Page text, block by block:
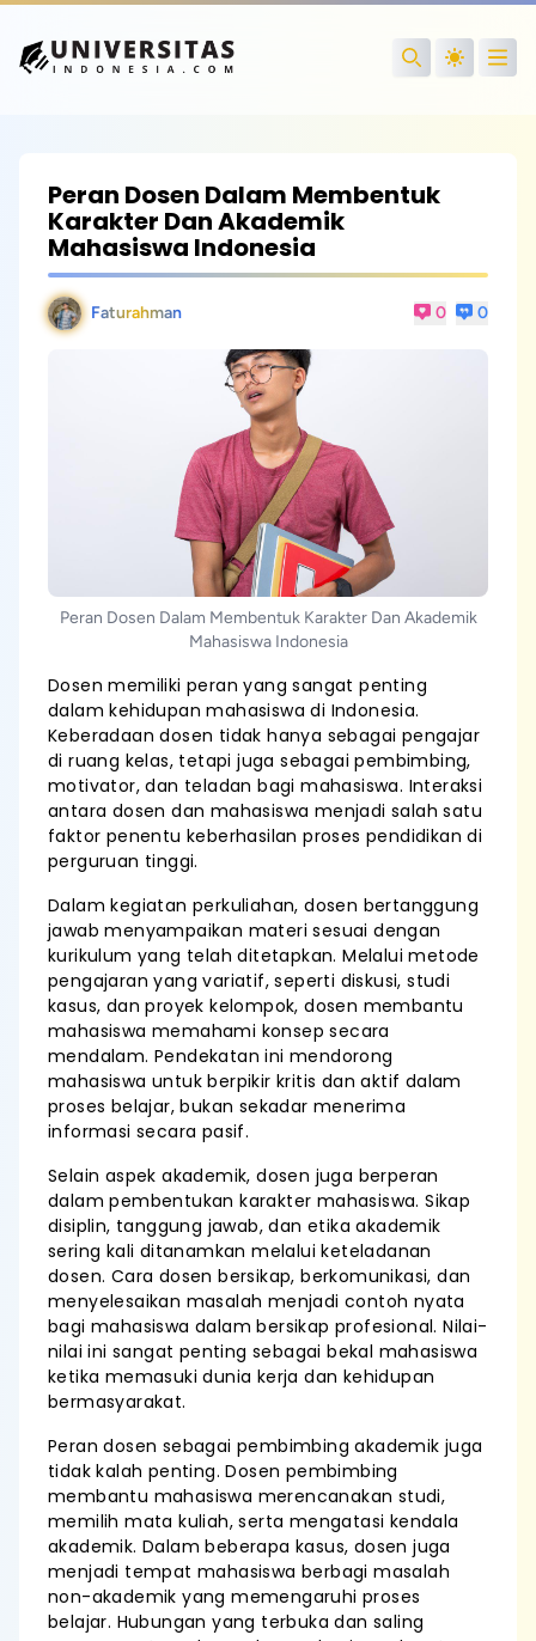
Search
Peran Dosen Dalam Membentuk
Karakter Dan Akademik
Mahasiswa Indonesia
Faturahman 0 0
Peran Dosen Dalam Membentuk Karakter Dan Akademik
Mahasiswa Indonesia
Dosen memiliki peran yang sangat penting
dalam kehidupan mahasiswa di Indonesia.
Keberadaan dosen tidak hanya sebagai pengajar
di ruang kelas, tetapi juga sebagai pembimbing,
motivator, dan teladan bagi mahasiswa. Interaksi
antara dosen dan mahasiswa menjadi salah satu
faktor penentu keberhasilan proses pendidikan di
perguruan tinggi.
Dalam kegiatan perkuliahan, dosen bertanggung
jawab menyampaikan materi sesuai dengan
kurikulum yang telah ditetapkan. Melalui metode
pengajaran yang variatif, seperti diskusi, studi
kasus, dan proyek kelompok, dosen membantu
mahasiswa memahami konsep secara
mendalam. Pendekatan ini mendorong
mahasiswa untuk berpikir kritis dan aktif dalam
proses belajar, bukan sekadar menerima
informasi secara pasif.
Selain aspek akademik, dosen juga berperan
dalam pembentukan karakter mahasiswa. Sikap
disiplin, tanggung jawab, dan etika akademik
sering kali ditanamkan melalui keteladanan
dosen. Cara dosen bersikap, berkomunikasi, dan
menyelesaikan masalah menjadi contoh nyata
bagi mahasiswa dalam bersikap profesional. Nilai-
nilai ini sangat penting sebagai bekal mahasiswa
ketika memasuki dunia kerja dan kehidupan
bermasyarakat.
Peran dosen sebagai pembimbing akademik juga
tidak kalah penting. Dosen pembimbing
membantu mahasiswa merencanakan studi,
memilih mata kuliah, serta mengatasi kendala
akademik. Dalam beberapa kasus, dosen juga
menjadi tempat mahasiswa berbagi masalah
non-akademik yang memengaruhi proses
belajar. Hubungan yang terbuka dan saling